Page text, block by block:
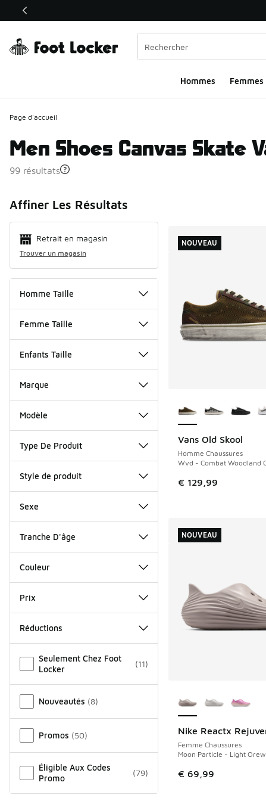
Ce lien ouvrira une nouvelle fenêtre
Hommes​ Femmes
Page d'accueil
Men Shoes Canvas Skate
99 résultats
Affiner Les Résultats
Retrait en magasin
Trouver un magasin
Homme Taille
Femme Taille
Enfants Taille
Marque
Modèle
Type De Produit
Style de produit
Sexe
Tranche D'âge
Couleur
Prix
Réductions
Seulement Chez Foot
Locker
(11)
Nouveautés (8)
Promos (50)
Éligible Aux Codes
Promo
(79)
Vans Old Skool
Homme Chaussures
Wvd - Combat Woodland
€ 129,99
NOUVEAU
NOUVEAU
Nike Reactx
Femme Chaussures
Moon Particle - Light
€ 69,99
NOUVEAU
NOUVEAU